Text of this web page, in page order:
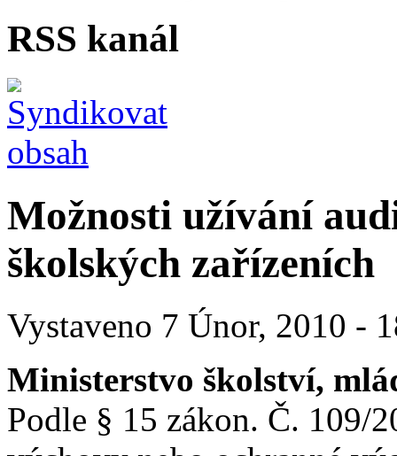
RSS kanál
Možnosti užívání
školských zařízeních
Vystaveno 7 Únor, 2010 -
Ministerstvo školství,
Podle § 15 zákon. Č. 109/